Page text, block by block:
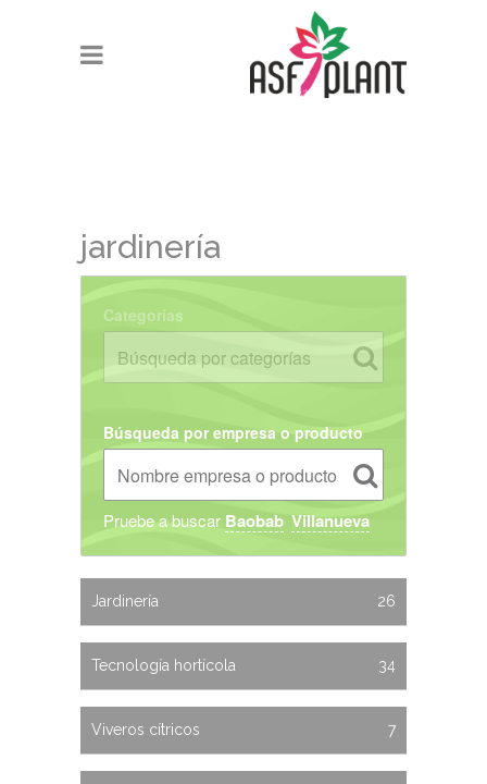
jardinería
Categorías
Búsqueda por empresa o producto
Pruebe a buscar Baobab Villanueva
Jardinería 26
Tecnología hortícola 34
Viveros cítricos 7